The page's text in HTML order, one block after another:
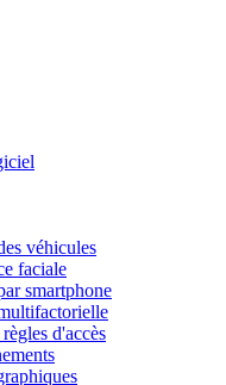
véhicules
faciale
smartphone
d'accès